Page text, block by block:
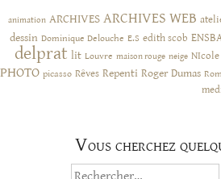
animation ARCHIVES ARCHIVES WEB
dessin Dominique Delouche E.S edith scob
delprat lit Louvre maison rouge neige NIcole
PHOTO picasso Rêves Repenti Roger Dumas
Vous cherchez
Rechercher :